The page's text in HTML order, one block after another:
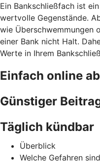
Ein Bankschließfach ist
wertvolle Gegenstände.
wie Überschwemmungen
einer Bank nicht Halt.
Werte in Ihrem
Einfach online
Günstiger
Täglich kündbar
Überblick
Welche Gefahren